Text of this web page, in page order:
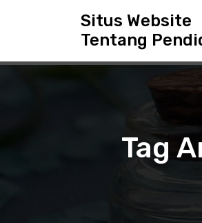
t
Situs Website
Tentang
Tag